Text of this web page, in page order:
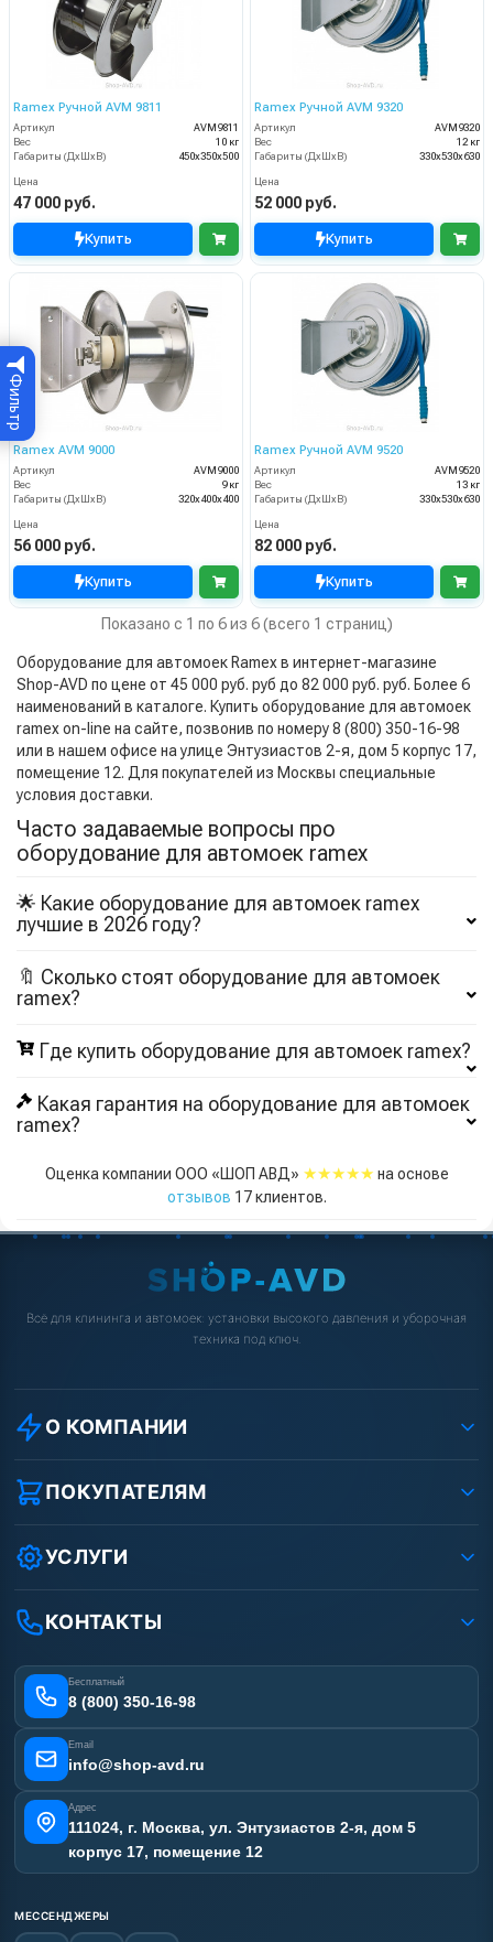
Фильтр
Ramex Ручной AVM 9811
Артикул
AVM9811
Вес
10 кг
Габариты (ДхШхВ)
450x350x500
Цена
47 000 руб.
Купить
Ramex Ручной AVM 9320
Артикул
AVM9320
Вес
12 кг
Габариты (ДхШхВ)
330x530x630
Цена
52 000 руб.
Купить
Ramex AVM 9000
Артикул
AVM9000
Вес
9 кг
Габариты (ДхШхВ)
320x400x400
Цена
56 000 руб.
Купить
Ramex Ручной AVM 9520
Артикул
AVM9520
Вес
13 кг
Габариты (ДхШхВ)
330x530x630
Цена
82 000 руб.
Купить
Показано с 1 по 6 из 6 (всего 1 страниц)
Оборудование для автомоек Ramex в интернет-магазине
Shop-AVD по цене от 45 000 руб. руб до 82 000 руб. руб. Более 6
наименований в каталоге. Купить оборудование для автомоек
ramex on-line на сайте, позвонив по номеру 8 (800) 350-16-98
или в нашем офисе на улице Энтузиастов 2-я, дом 5 корпус 17,
помещение 12. Для покупателей из Москвы специальные
условия доставки.
Часто задаваемые вопросы про
оборудование для автомоек ramex
🌟 Какие оборудование для автомоек ramex
лучшие в 2026 году?
🔖 Сколько стоят оборудование для автомоек
ramex?
Где купить оборудование для автомоек ramex?
Какая гарантия на оборудование для автомоек
ramex?
Оценка компании ООО «ШОП АВД» ★★★★★ на основе
отзывов 17клиентов.
Всё для клининга и автомоек: установки высокого давления и уборочная
техника под ключ.
О КОМПАНИИ
О компании
Реквизиты ООО «Шоп АВД»
Защита данных клиента
Условия соглашения
Вакансии
Статьи
ПОКУПАТЕЛЯМ
Как заказать?
Оплата
Доставка
Лизинг
Получить скидку
УСЛУГИ
Услуги
Аренда АВД
Ремонт АВД
Сертификаты
Наши работы
Карта сайта
КОНТАКТЫ
Бесплатный
8 (800) 350-16-98
Email
info@shop-avd.ru
Адрес
111024, г. Москва, ул. Энтузиастов 2-я, дом 5
корпус 17, помещение 12
МЕССЕНДЖЕРЫ